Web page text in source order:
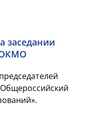
заседании
ОКМО